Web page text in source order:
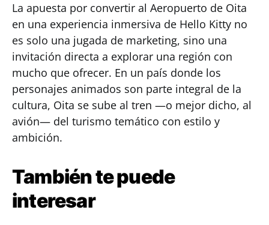
La apuesta por convertir al Aeropuerto de Oita
en una experiencia inmersiva de Hello Kitty no
es solo una jugada de marketing, sino una
invitación directa a explorar una región con
mucho que ofrecer. En un país donde los
personajes animados son parte integral de la
cultura, Oita se sube al tren —o mejor dicho, al
avión— del turismo temático con estilo y
ambición.
También te puede
interesar